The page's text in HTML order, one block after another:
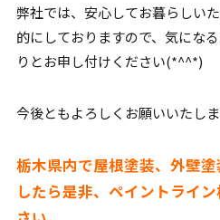
弊社では、安心してお暮らしい
的にしておりますので、気にな
りとお申し付けください(*^^*)
今後ともよろしくお願いいたしま
栃木県内で屋根塗装、外壁
したら是非、ペイントライ